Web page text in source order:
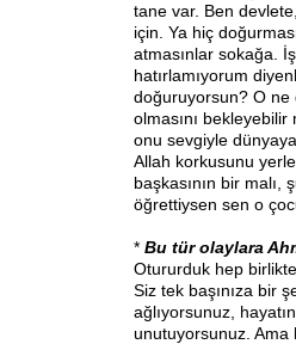
tane var. Ben
için. Ya hiç
atmasınlar sokağa.
hatırlamıyorum
doğuruyorsun? O ne
olmasını
onu sevgiyle
Allah korkusunu
başkasının bir malı,
öğrettiysen sen o
* Bu tür olaylara
Otururduk hep birlikte
Siz tek başınıza bir
ağlıyorsunuz,
unutuyorsunuz. Ama